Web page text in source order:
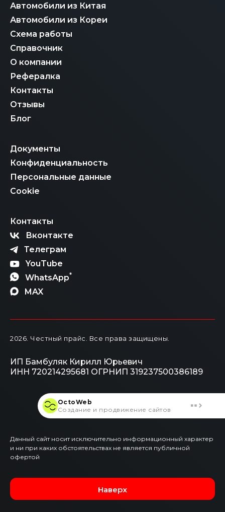
Автомобили из Китая
Автомобили из Кореи
Схема работы
Справочник
О компании
Рефералка
Контакты
Отзывы
Блог
Документы
Конфиденциальность
Персональные данные
Cookie
Контакты
Вконтакте
Телеграм
YouTube
WhatsApp*
MAX
2026 . Честный прайс. Все права защищены.
ИП Бамбуляк Кирилл Юрьевич
ИНН 720214295681 ОГРНИП 319237500386189
Данный сайт носит исключительно информационный характер
и ни при каких обстоятельствах не является публичной
офертой
Наверх
OctoWeb
Создание и продвижение сайтов